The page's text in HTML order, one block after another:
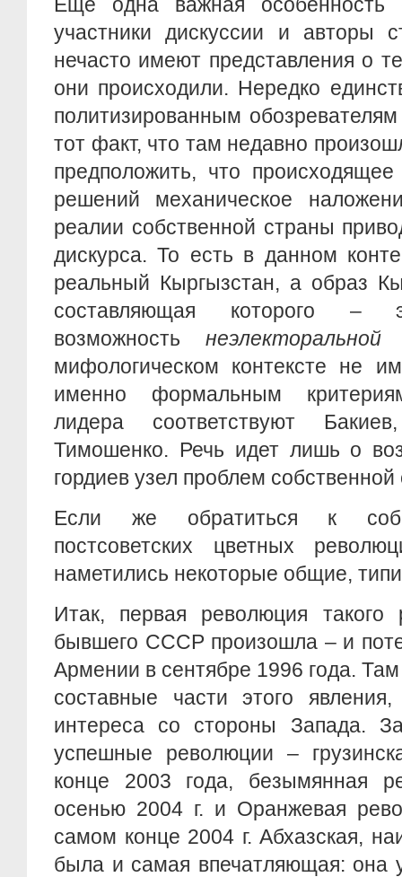
участники дискуссии и авторы
нечасто имеют представления о
они происходили. Нередко
политизированным
тот факт, что там недавно
предположить, что
решений механическое
реалии собственной страны
дискурса. То есть в данном
реальный Кыргызстан, а образ
составляющая которого –
возможность
мифологическом контексте не
именно формальным
лидера соответствуют
Тимошенко. Речь идет лишь о
гордиев узел проблем
Если же обратиться к
постсоветских цветных
наметились некоторые общие,
Итак, первая революция такого
бывшего СССР произошла – и
Армении в сентябре 1996 года.
составные части этого
интереса со стороны Запада.
успешные революции –
конце 2003 года, безымянная
осенью 2004 г. и Оранжевая
самом конце 2004 г. Абхазская,
была и самая впечатляющая: она